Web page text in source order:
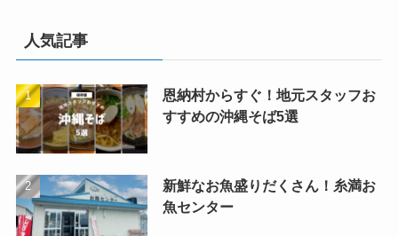
人気記事
恩納村からすぐ！地元スタッフお
すすめの沖縄そば5選
新鮮なお魚盛りだくさん！糸満お
魚センター